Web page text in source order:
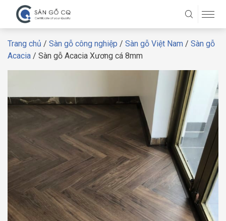
Trang chủ / Sàn gỗ công nghiệp / Sàn gỗ Việt Nam / Sàn gỗ
Acacia / Sàn gỗ Acacia Xương cá 8mm